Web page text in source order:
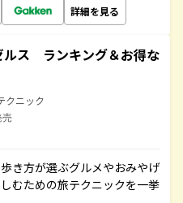
詳細を見る
ルス ランキング＆お得な
クニック
売
き方が選ぶグルメやおみやげ
むための旅テクニックを一挙